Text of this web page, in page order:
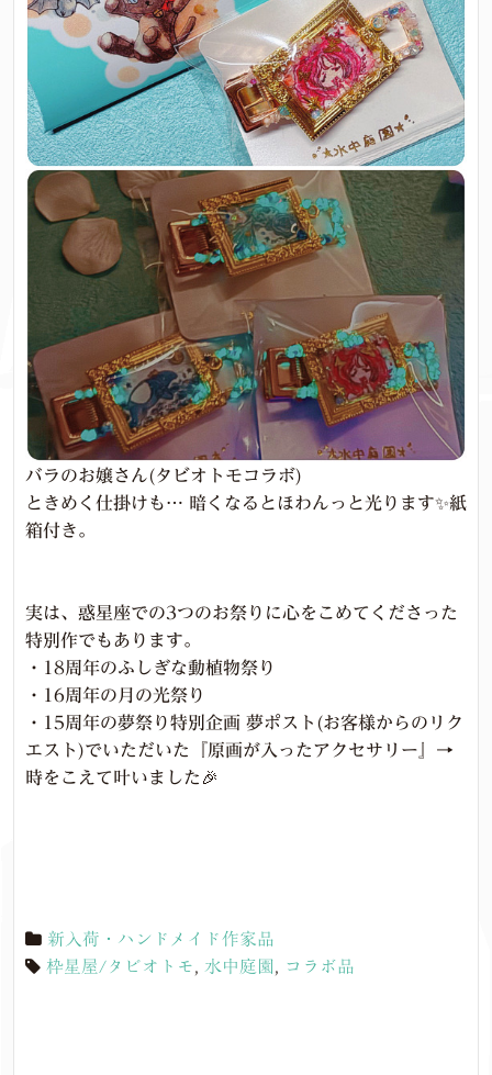
バラのお嬢さん(タビオトモコラボ)
ときめく仕掛けも… 暗くなるとほわんっと光ります✨紙
箱付き。
実は、惑星座での3つのお祭りに心をこめてくださった
特別作でもあります。
・18周年のふしぎな動植物祭り
・16周年の月の光祭り
・15周年の夢祭り特別企画 夢ポスト(お客様からのリク
エスト)でいただいた『原画が入ったアクセサリー』→
時をこえて叶いました🎉
新入荷・ハンドメイド作家品
枠星屋/タビオトモ
水中庭園 コラボ品